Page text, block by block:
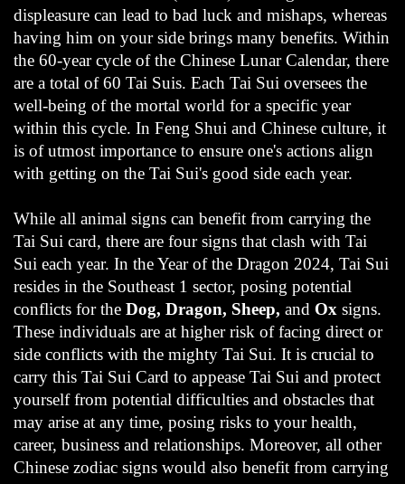
displeasure can lead to bad luck and mishaps, whereas
having him on your side brings many benefits. Within
the 60-year cycle of the Chinese Lunar Calendar, there
are a total of 60 Tai Suis. Each Tai Sui oversees the
well-being of the mortal world for a specific year
within this cycle. In Feng Shui and Chinese culture, it
is of utmost importance to ensure one's actions align
with getting on the Tai Sui's good side each year.
While all animal signs can benefit from carrying the
Tai Sui card, there are four signs that clash with Tai
Sui each year. In the Year of the Dragon 2024, Tai Sui
resides in the Southeast 1 sector, posing potential
conflicts for the Dog, Dragon, Sheep, and Ox signs.
These individuals are at higher risk of facing direct or
side conflicts with the mighty Tai Sui. It is crucial to
carry this Tai Sui Card to appease Tai Sui and protect
yourself from potential difficulties and obstacles that
may arise at any time, posing risks to your health,
career, business and relationships. Moreover, all other
Chinese zodiac signs would also benefit from carrying